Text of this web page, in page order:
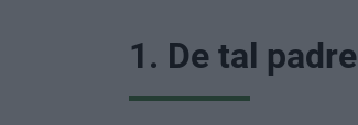
1. De tal padre